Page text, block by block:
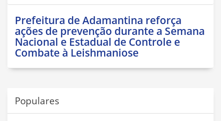
Prefeitura de Adamantina reforça
ações de prevenção durante a Semana
Nacional e Estadual de Controle e
Combate à Leishmaniose
Populares